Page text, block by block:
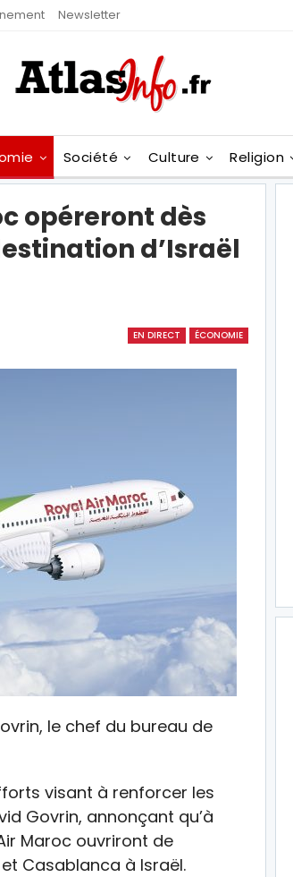
Newsletter
Société Culture Religion
opéreront dès
d’Israël
EN DIRECT ÉCONOMIE
le chef du bureau de
visant à renforcer les
Govrin, annonçant qu’à
Maroc ouvriront de
Casablanca à Israël.